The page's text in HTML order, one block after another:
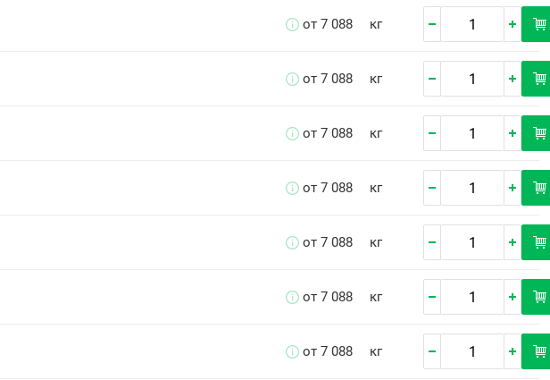
от 7 088 кг
от 7 088 кг
от 7 088 кг
от 7 088 кг
от 7 088 кг
от 7 088 кг
от 7 088 кг